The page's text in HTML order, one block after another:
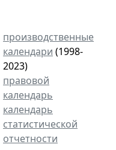
производственные
календари (1998-
2023)
правовой
календарь
календарь
статистической
отчетности